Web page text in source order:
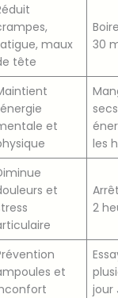
maux
tête
30
et
les
et
2
et
jour